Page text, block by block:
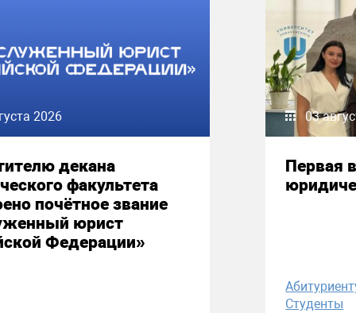
2026
декана
факультета
почётное звание
юрист
Федерации»
03
Первая
Студенты